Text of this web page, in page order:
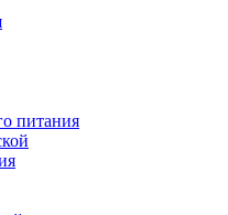
питания